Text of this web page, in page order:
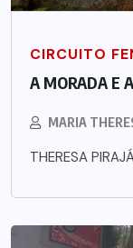
CIRCUITO
A MORADA E
MARIA
THERESA